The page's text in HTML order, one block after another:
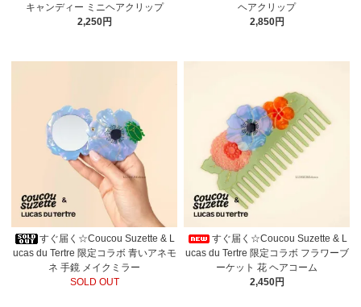
キャンディー ミニヘアクリップ
2,250円
ヘアクリップ
2,850円
すぐ届く☆Coucou Suzette & L
ucas du Tertre 限定コラボ 青いアネモ
ネ 手鏡 メイクミラー
SOLD OUT
すぐ届く☆Coucou Suzette & L
ucas du Tertre 限定コラボ フラワーブ
ーケット 花 ヘアコーム
2,450円